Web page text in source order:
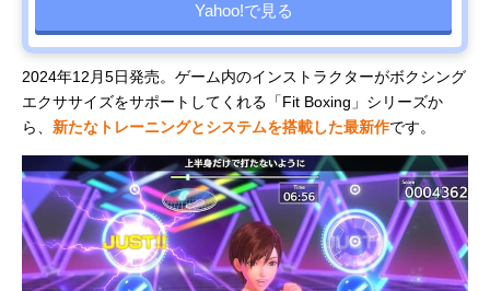
Yahoo!で見る
2024年12月5日発売。ゲーム内のインストラクターがボクシング
エクササイズをサポートしてくれる「Fit Boxing」シリーズか
ら、 新たなトレーニングとシステムを搭載した最新作です。